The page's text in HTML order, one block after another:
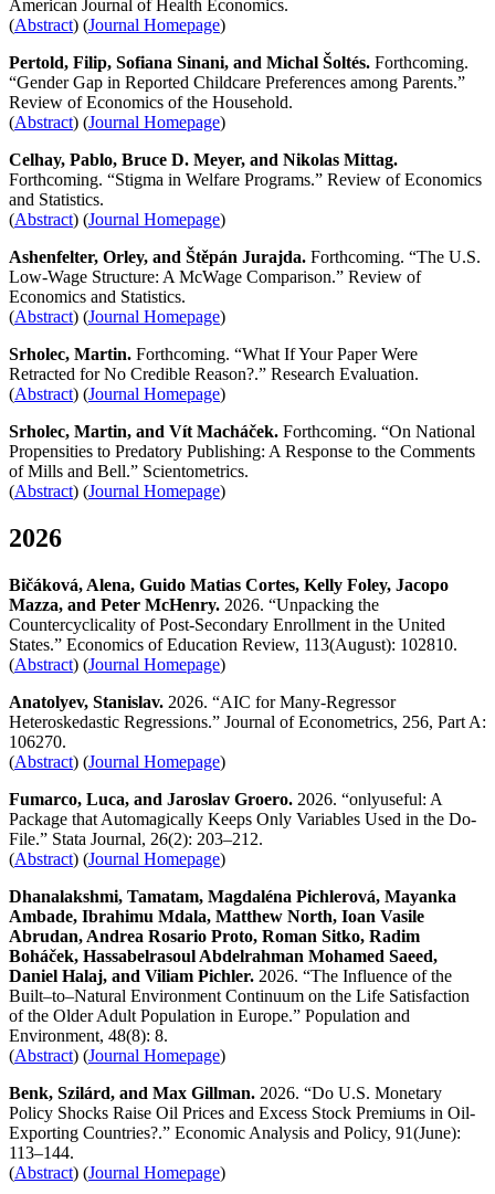
American Journal of Health Economics.
(Abstract) (Journal Homepage)
Pertold, Filip, Sofiana Sinani, and Michal Šoltés. Forthcoming.
“Gender Gap in Reported Childcare Preferences among Parents.”
Review of Economics of the Household.
(Abstract) (Journal Homepage)
Celhay, Pablo, Bruce D. Meyer, and Nikolas Mittag.
Forthcoming. “Stigma in Welfare Programs.” Review of Economics
and Statistics.
(Abstract) (Journal Homepage)
Ashenfelter, Orley, and Štěpán Jurajda. Forthcoming. “The U.S.
Low-Wage Structure: A McWage Comparison.” Review of
Economics and Statistics.
(Abstract) (Journal Homepage)
Srholec, Martin. Forthcoming. “What If Your Paper Were
Retracted for No Credible Reason?.” Research Evaluation.
(Abstract) (Journal Homepage)
Srholec, Martin, and Vít Macháček. Forthcoming. “On National
Propensities to Predatory Publishing: A Response to the Comments
of Mills and Bell.” Scientometrics.
(Abstract) (Journal Homepage)
2026
Bičáková, Alena, Guido Matias Cortes, Kelly Foley, Jacopo
Mazza, and Peter McHenry. 2026. “Unpacking the
Countercyclicality of Post-Secondary Enrollment in the United
States.” Economics of Education Review, 113(August): 102810.
(Abstract) (Journal Homepage)
Anatolyev, Stanislav. 2026. “AIC for Many-Regressor
Heteroskedastic Regressions.” Journal of Econometrics, 256, Part A:
106270.
(Abstract) (Journal Homepage)
Fumarco, Luca, and Jaroslav Groero. 2026. “onlyuseful: A
Package that Automagically Keeps Only Variables Used in the Do-
File.” Stata Journal, 26(2): 203–212.
(Abstract) (Journal Homepage)
Dhanalakshmi, Tamatam, Magdaléna Pichlerová, Mayanka
Ambade, Ibrahimu Mdala, Matthew North, Ioan Vasile
Abrudan, Andrea Rosario Proto, Roman Sitko, Radim
Boháček, Hassabelrasoul Abdelrahman Mohamed Saeed,
Daniel Halaj, and Viliam Pichler. 2026. “The Influence of the
Built–to–Natural Environment Continuum on the Life Satisfaction
of the Older Adult Population in Europe.” Population and
Environment, 48(8): 8.
(Abstract) (Journal Homepage)
Benk, Szilárd, and Max Gillman. 2026. “Do U.S. Monetary
Policy Shocks Raise Oil Prices and Excess Stock Premiums in Oil-
Exporting Countries?.” Economic Analysis and Policy, 91(June):
113–144.
(Abstract) (Journal Homepage)